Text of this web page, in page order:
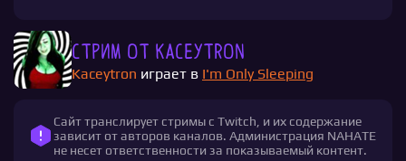
Стрим от Kaceytron
Kaceytron играет в I'm Only Sleeping
Сайт транслирует стримы с Twitch, и их содержание
зависит от авторов каналов. Администрация NAHATE
не несет ответственности за показываемый контент.